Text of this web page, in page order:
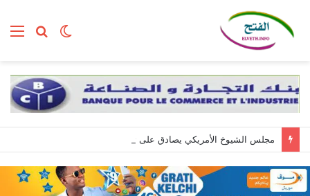
بحث الوضع
مجلس الشيوخ الأمريكي يصادق على تعيين تود بلانش وزيرا للعدل